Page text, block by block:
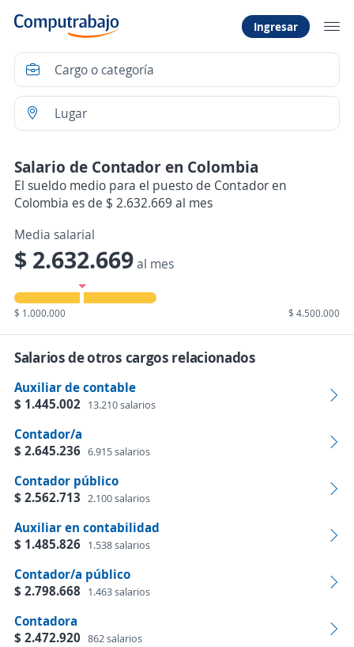
Ingresar
Salario de Contador en Colombia
El sueldo medio para el puesto de Contador en
Colombia es de $ 2.632.669 al mes
Media salarial
$ 2.632.669al mes
$ 1.000.000 $ 4.500.000
Salarios de otros cargos relacionados
Auxiliar de contable
$ 1.445.002 13.210 salarios
Contador/a
$ 2.645.236 6.915 salarios
Contador público
$ 2.562.713 2.100 salarios
Auxiliar en contabilidad
$ 1.485.826 1.538 salarios
Contador/a público
$ 2.798.668
1.463 salarios
Contadora
$ 2.472.920 862 salarios